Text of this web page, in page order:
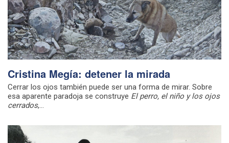
Cristina Megía: detener la mirada
Cerrar los ojos también puede ser una forma de mirar. Sobre
esa aparente paradoja se construye El perro, el niño y los ojos
cerrados,...